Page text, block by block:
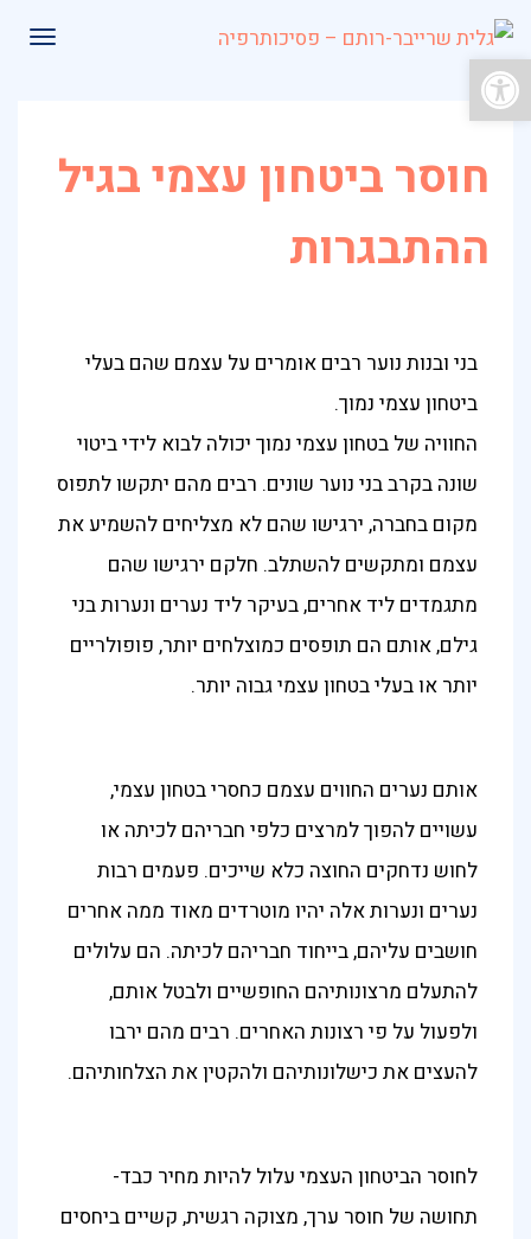
פתח סרגל נגישות
חוסר ביטחון עצמי בגיל
ההתבגרות
בני ובנות נוער רבים אומרים על עצמם שהם בעלי
ביטחון עצמי נמוך.
החוויה של בטחון עצמי נמוך יכולה לבוא לידי ביטוי
שונה בקרב בני נוער שונים. רבים מהם יתקשו לתפוס
מקום בחברה, ירגישו שהם לא מצליחים להשמיע את
עצמם ומתקשים להשתלב. חלקם ירגישו שהם
מתגמדים ליד אחרים, בעיקר ליד נערים ונערות בני
גילם, אותם הם תופסים כמוצלחים יותר, פופולריים
יותר או בעלי בטחון עצמי גבוה יותר.
אותם נערים החווים עצמם כחסרי בטחון עצמי,
עשויים להפוך למרצים כלפי חבריהם לכיתה או
לחוש נדחקים החוצה כלא שייכים. פעמים רבות
נערים ונערות אלה יהיו מוטרדים מאוד ממה אחרים
חושבים עליהם, בייחוד חבריהם לכיתה. הם עלולים
להתעלם מרצונותיהם החופשיים ולבטל אותם,
ולפעול על פי רצונות האחרים. רבים מהם ירבו
להעצים את כישלונותיהם ולהקטין את הצלחותיהם.
לחוסר הביטחון העצמי עלול להיות מחיר כבד-
תחושה של חוסר ערך, מצוקה רגשית, קשיים ביחסים